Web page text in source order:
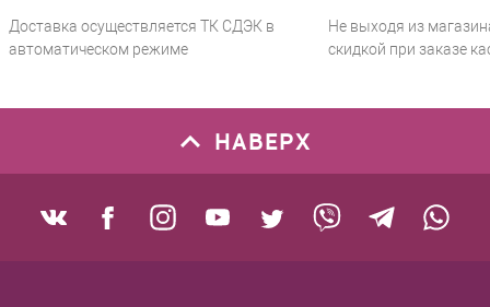
Доставка осуществляется ТК СДЭК в
автоматическом режиме
Не выходя из
скидкой при заказе
НАВЕРХ